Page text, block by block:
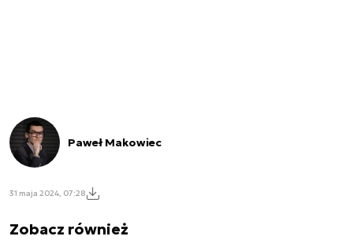
Paweł Makowiec
31 maja 2024, 07:28
Zobacz również